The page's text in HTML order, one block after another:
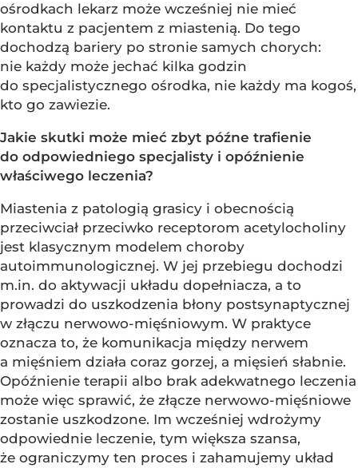
ośrodkach lekarz może wcześniej nie mieć
kontaktu z pacjentem z miastenią. Do tego
dochodzą bariery po stronie samych chorych:
nie każdy może jechać kilka godzin
do specjalistycznego ośrodka, nie każdy ma kogoś,
kto go zawiezie.
Jakie skutki może mieć zbyt późne trafienie
do odpowiedniego specjalisty i opóźnienie
właściwego leczenia?
Miastenia z patologią grasicy i obecnością
przeciwciał przeciwko receptorom acetylocholiny
jest klasycznym modelem choroby
autoimmunologicznej. W jej przebiegu dochodzi
m.in. do aktywacji układu dopełniacza, a to
prowadzi do uszkodzenia błony postsynaptycznej
w złączu nerwowo-mięśniowym. W praktyce
oznacza to, że komunikacja między nerwem
a mięśniem działa coraz gorzej, a mięsień słabnie.
Opóźnienie terapii albo brak adekwatnego leczenia
może więc sprawić, że złącze nerwowo-mięśniowe
zostanie uszkodzone. Im wcześniej wdrożymy
odpowiednie leczenie, tym większa szansa,
że ograniczymy ten proces i zahamujemy układ